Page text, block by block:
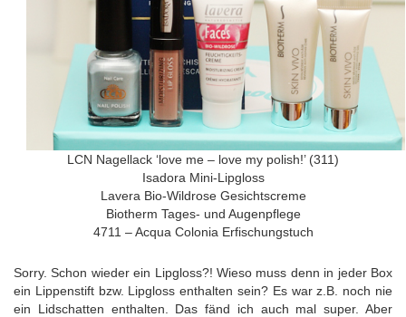
LCN Nagellack ‘love me – love my polish!’ (311)
Isadora Mini-Lipgloss
Lavera Bio-Wildrose Gesichtscreme
Biotherm Tages- und Augenpflege
4711 – Acqua Colonia Erfischungstuch
Sorry. Schon wieder ein Lipgloss?! Wieso muss denn in jeder Box
ein Lippenstift bzw. Lipgloss enthalten sein? Es war z.B. noch nie
ein Lidschatten enthalten. Das fänd ich auch mal super. Aber